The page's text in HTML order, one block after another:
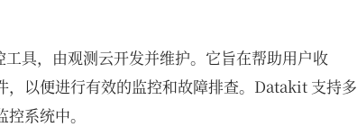
具，由观测云开发并维护。它旨在帮助用户收
以便进行有效的监控和故障排查。Datakit 支持多
系统中。